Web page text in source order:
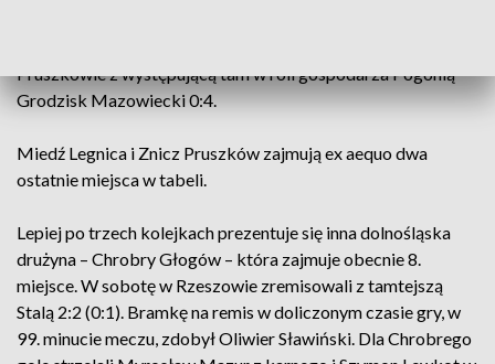
Pruszkowie z występującą tam w roli gospodarza Pogonią
Grodzisk Mazowiecki 0:4.
Miedź Legnica i Znicz Pruszków zajmują ex aequo dwa
ostatnie miejsca w tabeli.
Lepiej po trzech kolejkach prezentuje się inna dolnośląska
drużyna – Chrobry Głogów – która zajmuje obecnie 8.
miejsce. W sobotę w Rzeszowie zremisowali z tamtejszą
Stalą 2:2 (0:1). Bramkę na remis w doliczonym czasie gry, w
99. minucie meczu, zdobył Oliwier Sławiński. Dla Chrobrego